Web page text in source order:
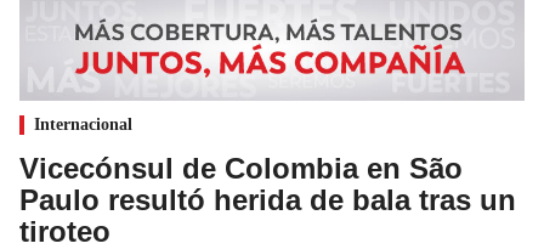
Internacional
Vicecónsul de Colombia en São
Paulo resultó herida de bala tras un
tiroteo